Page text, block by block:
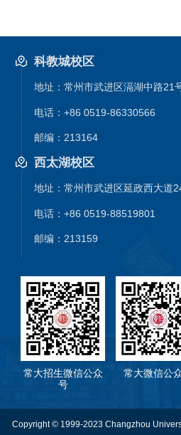
科教城校区
地址：常州市武进区滆湖中路21
电话：+86 0519-86330566
邮编：213164
西太湖校区
地址：常州市武进区延政西大道
电话：+86 0519-88519801
邮编：213159
常大招生微信公众
号
常大微信公
Copyright © 1999-2023 Changzhou